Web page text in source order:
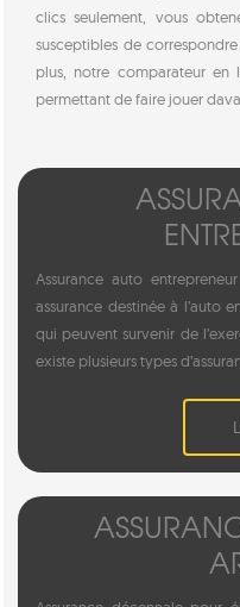
clics seulement, vous
susceptibles de
plus, notre comparateur
permettant de faire jouer
Assurance auto
assurance destinée à l’auto
qui peuvent survenir de
existe plusieurs types